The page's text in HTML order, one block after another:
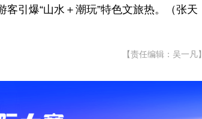
引爆“山水＋潮玩”特色文旅热。（张天
【责任编辑：吴一凡】